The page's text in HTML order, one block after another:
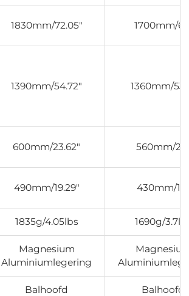
1830mm/72.05" 1700mm/
1390mm/54.72" 1360mm/
600mm/23.62" 560mm/
490mm/19.29" 430mm/
1835g/4.05lbs 1690g/
Magnesium
Aluminiumlegering
Balhoofd Balhoofd